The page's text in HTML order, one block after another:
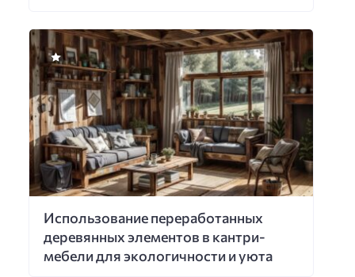
Использование переработанных
деревянных элементов в кантри-
мебели для экологичности и уюта